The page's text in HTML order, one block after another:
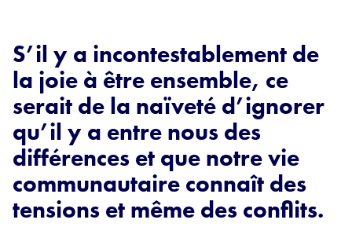
S’il y a incontestablement de
la joie à être ensemble, ce
serait de la naïveté d’ignorer
qu’il y a entre nous des
différences et que notre vie
communautaire connaît des
tensions et même des conflits.